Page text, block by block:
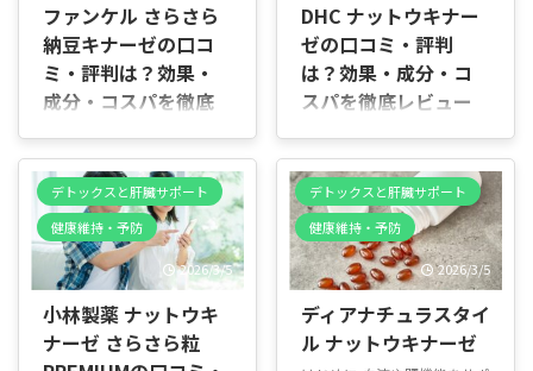
ファンケル さらさら
納豆キナーゼの口コ
ミ・評判は？効果・
成分・コスパを徹底
ートサプリ
はじめに 血流や肝機能をサポ
ートするナットウキナーゼ系
サプリは種類が多く、ランキ
ングを見ても「どれを選べば
いいのか分からない」と感じ
る人は少なくありません。 特
に肝機能や血流の健康を意識
する場合、毎日の生活習慣と
DHC ナットウキナー
ゼの口コミ・評判
は？効果・成分・コ
スパを徹底レビュー
リ
はじめに 血流や肝機能をサポ
ートするナットウキナーゼ系
サプリは種類が多く、ランキ
ングを見ても「どれを選べば
いいのか分からない」と感じ
る人は少なくありません。 特
に肝機能や血流の健康を意識
する場合、毎日の生活習慣と
デトックスと肝臓サポート
健康維持・予防
2026/3/5
小林製薬 ナットウキ
ナーゼ さらさら粒
デトックスと肝臓サポート
健康維持・予防
2026/3/5
ディアナチュラスタイ
ル ナットウキナーゼ